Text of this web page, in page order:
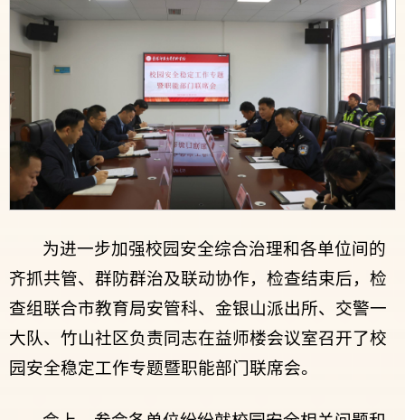
为进一步加强校园安全综合治理和各单位间的
齐抓共管、群防群治及联动协作，检查结束后，检
查组联合市教育局安管科、金银山派出所、交警一
大队、竹山社区负责同志在益师楼会议室召开了校
园安全稳定工作专题暨职能部门联席会。